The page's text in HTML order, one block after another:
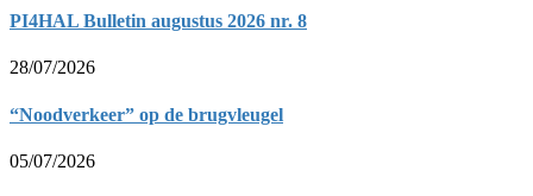
PI4HAL Bulletin augustus 2026 nr. 8
28/07/2026
“Noodverkeer” op de brugvleugel
05/07/2026